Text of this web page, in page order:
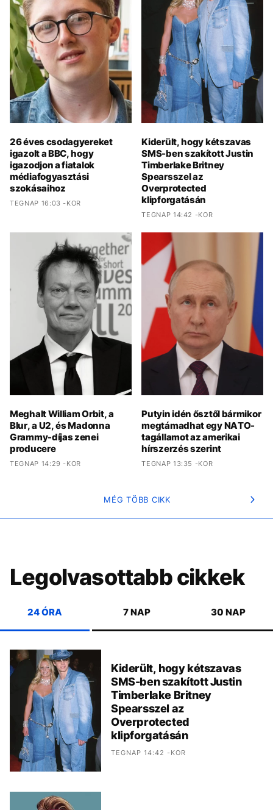
26 éves csodagyereket
igazolt a BBC, hogy
igazodjon a fiatalok
médiafogyasztási
szokásaihoz
TEGNAP 16:03 -KOR
Kiderült, hogy kétszavas
SMS-ben szakított Justin
Timberlake Britney
Spearsszel az
Overprotected
klipforgatásán
TEGNAP 14:42 -KOR
Meghalt William Orbit, a
Blur, a U2, és Madonna
Grammy-díjas zenei
producere
TEGNAP 14:29 -KOR
Putyin idén ősztől bármikor
megtámadhat egy NATO-
tagállamot az amerikai
hírszerzés szerint
TEGNAP 13:35 -KOR
MÉG TÖBB CIKK
Legolvasottabb cikkek
24 ÓRA 7 NAP 30 NAP
Kiderült, hogy kétszavas
SMS-ben szakított Justin
Timberlake Britney
Spearsszel az
Overprotected
klipforgatásán
TEGNAP 14:42 -KOR